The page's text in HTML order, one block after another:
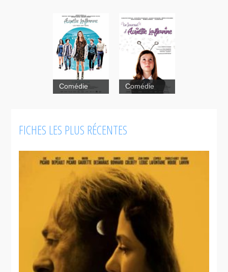
Laflamme -
sur terre
Comédie Comédie
FICHES LES PLUS RÉCENTES